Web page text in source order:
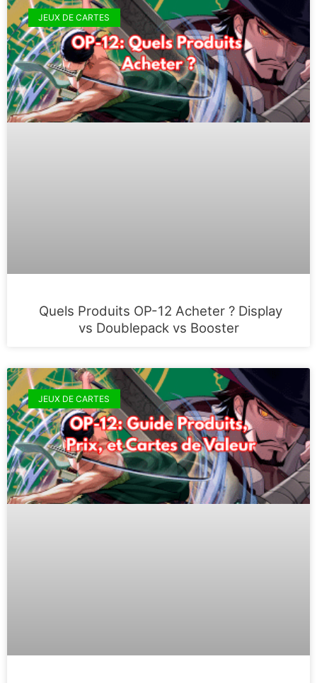
JEUX DE CARTES
Quels Produits OP-12 Acheter ? Display
vs Doublepack vs Booster
JEUX DE CARTES